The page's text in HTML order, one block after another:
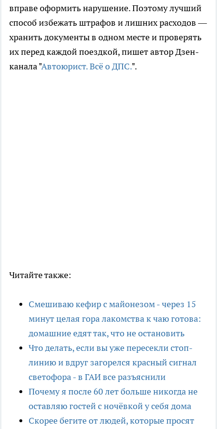
вправе оформить нарушение. Поэтому лучший
способ избежать штрафов и лишних расходов —
хранить документы в одном месте и проверять
их перед каждой поездкой, пишет автор Дзен-
канала "Автоюрист. Всё о ДПС.".
Читайте также:
Смешиваю кефир с майонезом - через 15
минут целая гора лакомства к чаю готова:
домашние едят так, что не остановить
Что делать, если вы уже пересекли стоп-
линию и вдруг загорелся красный сигнал
светофора - в ГАИ все разъяснили
Почему я после 60 лет больше никогда не
оставляю гостей с ночёвкой у себя дома
Скорее бегите от людей, которые просят